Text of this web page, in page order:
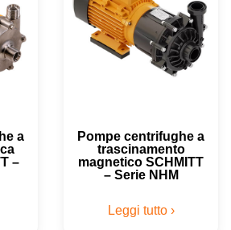
a
–
Pompe centrifughe a
trascinamento
magnetico SCHMITT
– Serie NHM
Leggi tutto ›